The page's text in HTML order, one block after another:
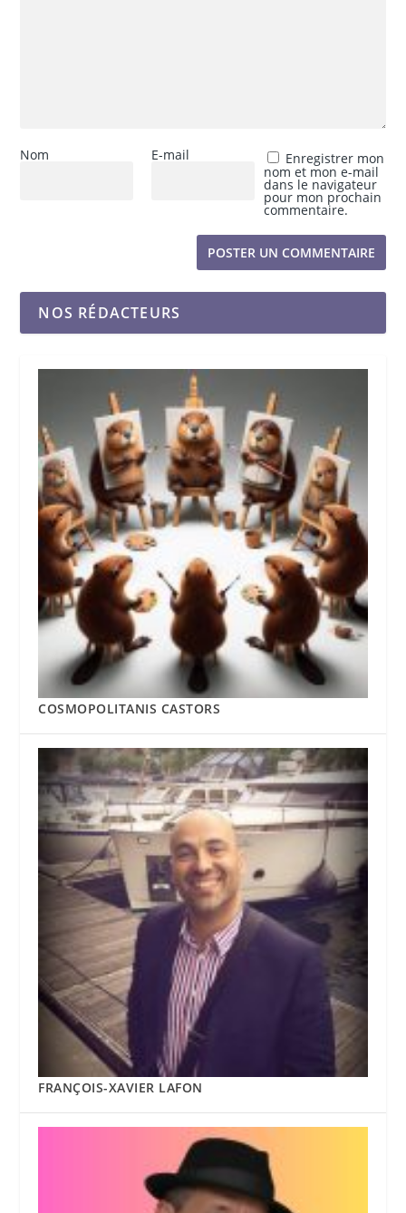
Nom E-mail Enregistrer mon
nom et mon e-mail
dans le navigateur
pour mon prochain
commentaire.
NOS RÉDACTEURS
COSMOPOLITANIS CASTORS
FRANÇOIS-XAVIER LAFON